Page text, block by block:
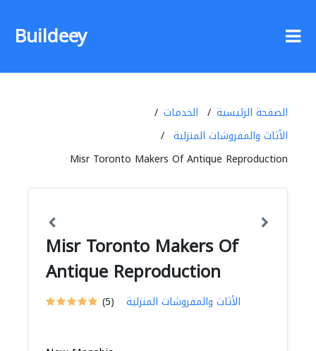
Buildeey
الصفحة الرئيسية
الخدمات
الأثاث والمفروشات المنزلية
Misr Toronto Makers Of Antique Reproduction
Misr Toronto Makers Of
Antique Reproduction
(5) الأثاث والمفروشات المنزلية